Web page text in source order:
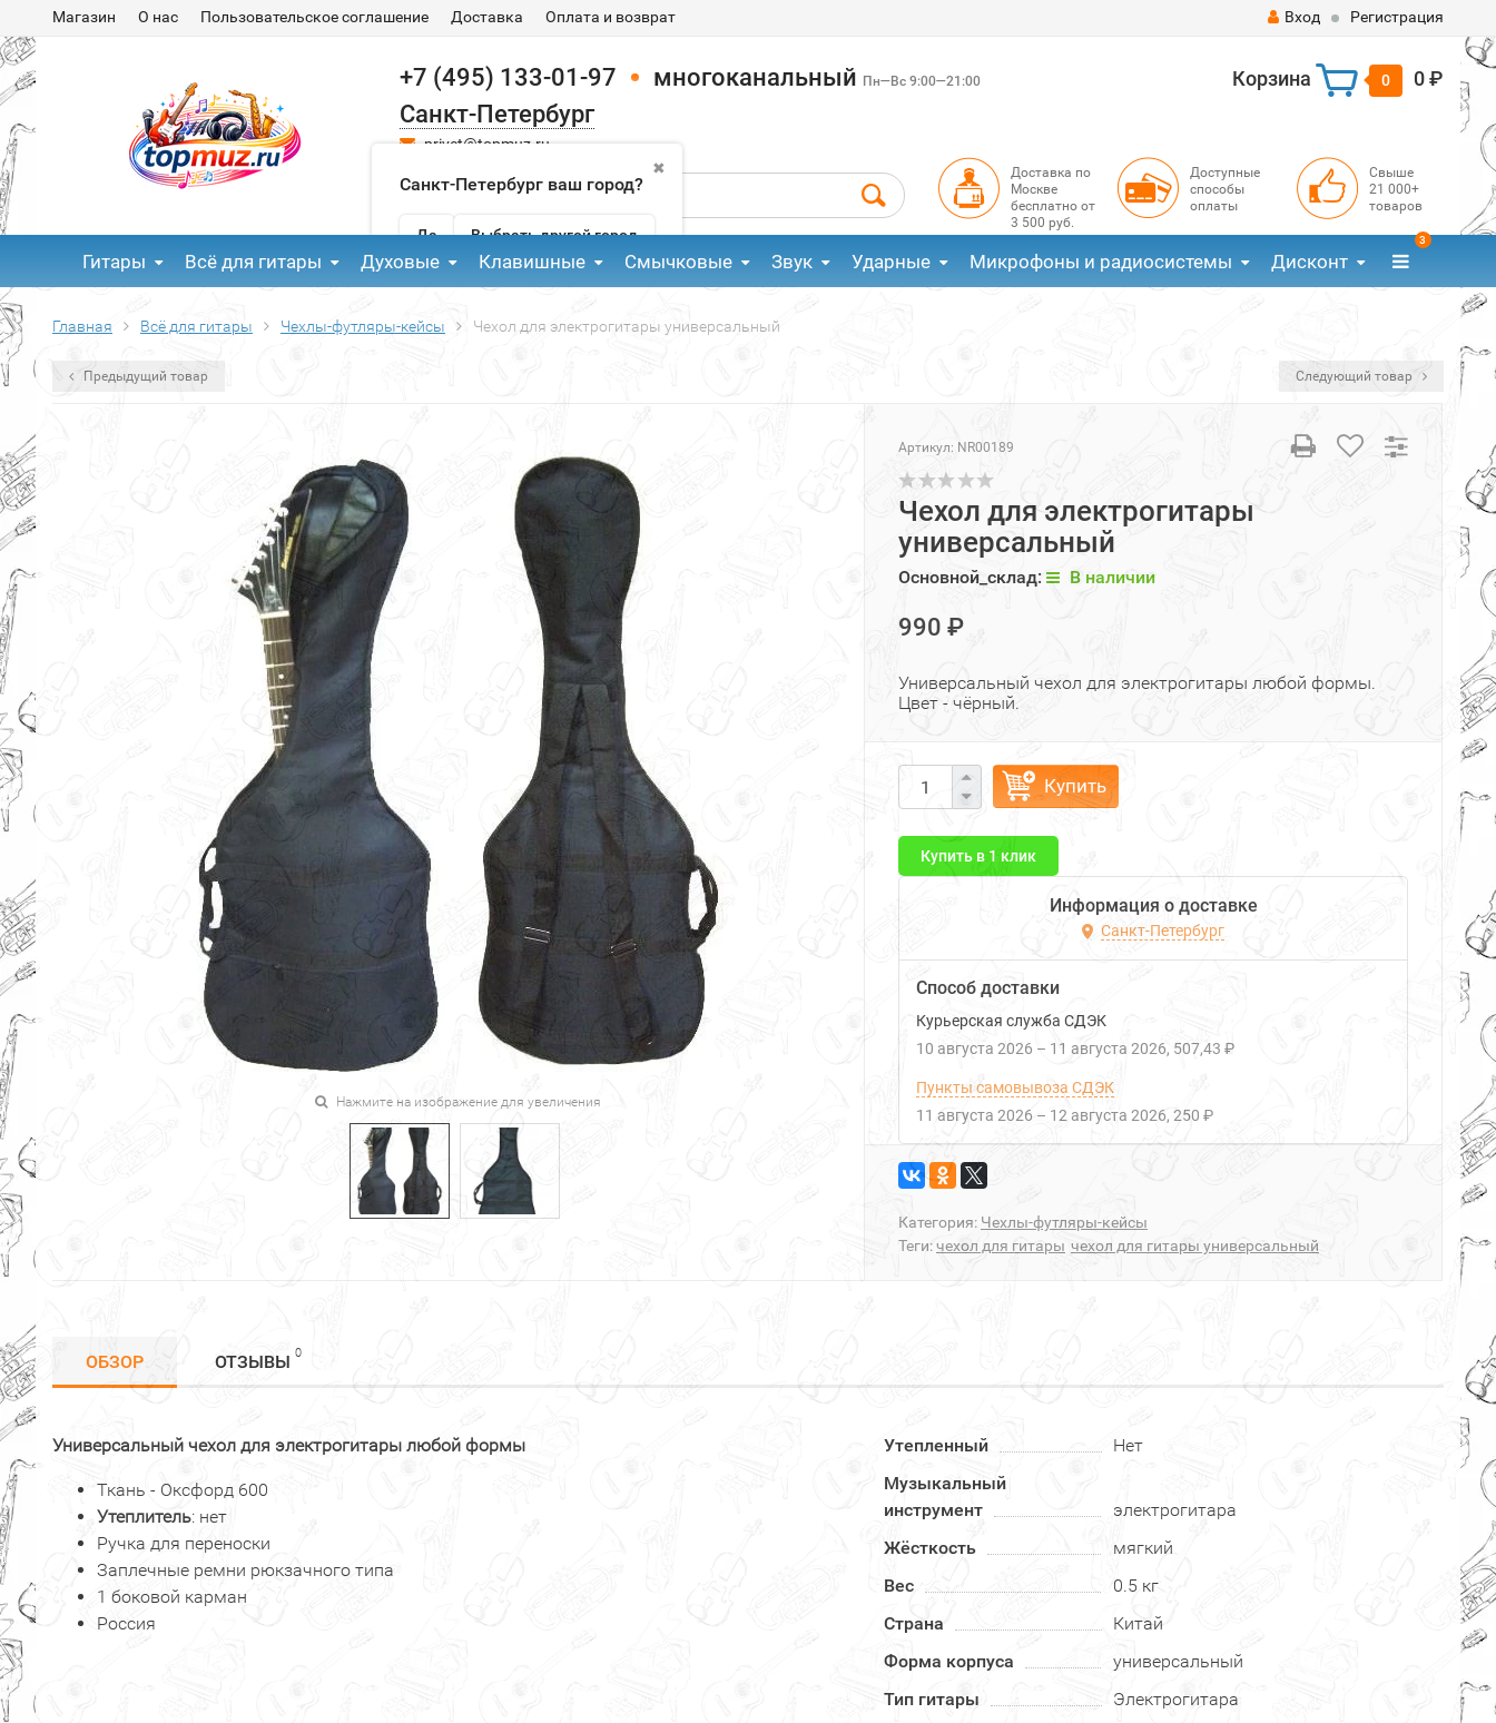
Магазин О нас Пользовательское соглашение Доставка Оплата и возврат Вход Регистрация
+7 (495) 133-01-97 многоканальный Пн—Вс 9:00—21:00
Санкт-Петербург
✖
Санкт-Петербург ваш город?
Да Выбрать другой город
privet@topmuz.ru
Корзина 0 0 ₽
Доставка по
Москве
бесплатно от
3 500 руб.
Доступные
способы
оплаты
Свыше
21 000+
товаров
Гитары Всё для гитары Духовые Клавишные Смычковые Звук Ударные Микрофоны и радиосистемы Дисконт
3
Главная Всё для гитары Чехлы-футляры-кейсы Чехол для электрогитары универсальный
Предыдущий товар Следующий товар
Нажмите на изображение для увеличения
Артикул: NR00189
Чехол для электрогитары
универсальный
Основной_склад: В наличии
990 ₽
Универсальный чехол для электрогитары любой формы.
Цвет - чёрный.
Купить
Купить в 1 клик
Информация о доставке
Санкт-Петербург
Способ доставки
Курьерская служба СДЭК
10 августа 2026 – 11 августа 2026 507,43 ₽
Пункты самовывоза СДЭК
11 августа 2026 – 12 августа 2026 250 ₽
Категория: Чехлы-футляры-кейсы
Теги:чехол для гитары чехол для гитары универсальный
ОБЗОР ОТЗЫВЫ 0
Универсальный чехол для электрогитары любой формы
Ткань - Оксфорд 600
Утеплитель: нет
Ручка для переноски
Заплечные ремни рюкзачного типа
1 боковой карман
Россия
Утепленный
Нет
Музыкальный
инструмент
электрогитара
Жёсткость
мягкий
Вес
0.5 кг
Страна
Китай
Форма корпуса
универсальный
Тип гитары
Электрогитара